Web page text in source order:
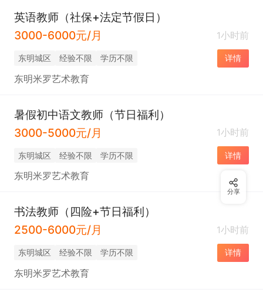
英语教师（社保+法定节假日）
3000-6000元/月
1小时前
东明城区 经验不限 学历不限 详情
东明米罗艺术教育
暑假初中语文教师（节日福利）
3000-5000元/月
1小时前
东明城区 经验不限 学历不限 详情
东明米罗艺术教育
书法教师（四险+节日福利）
2500-6000元/月
1小时前
东明城区 经验不限 学历不限 详情
东明米罗艺术教育
分享